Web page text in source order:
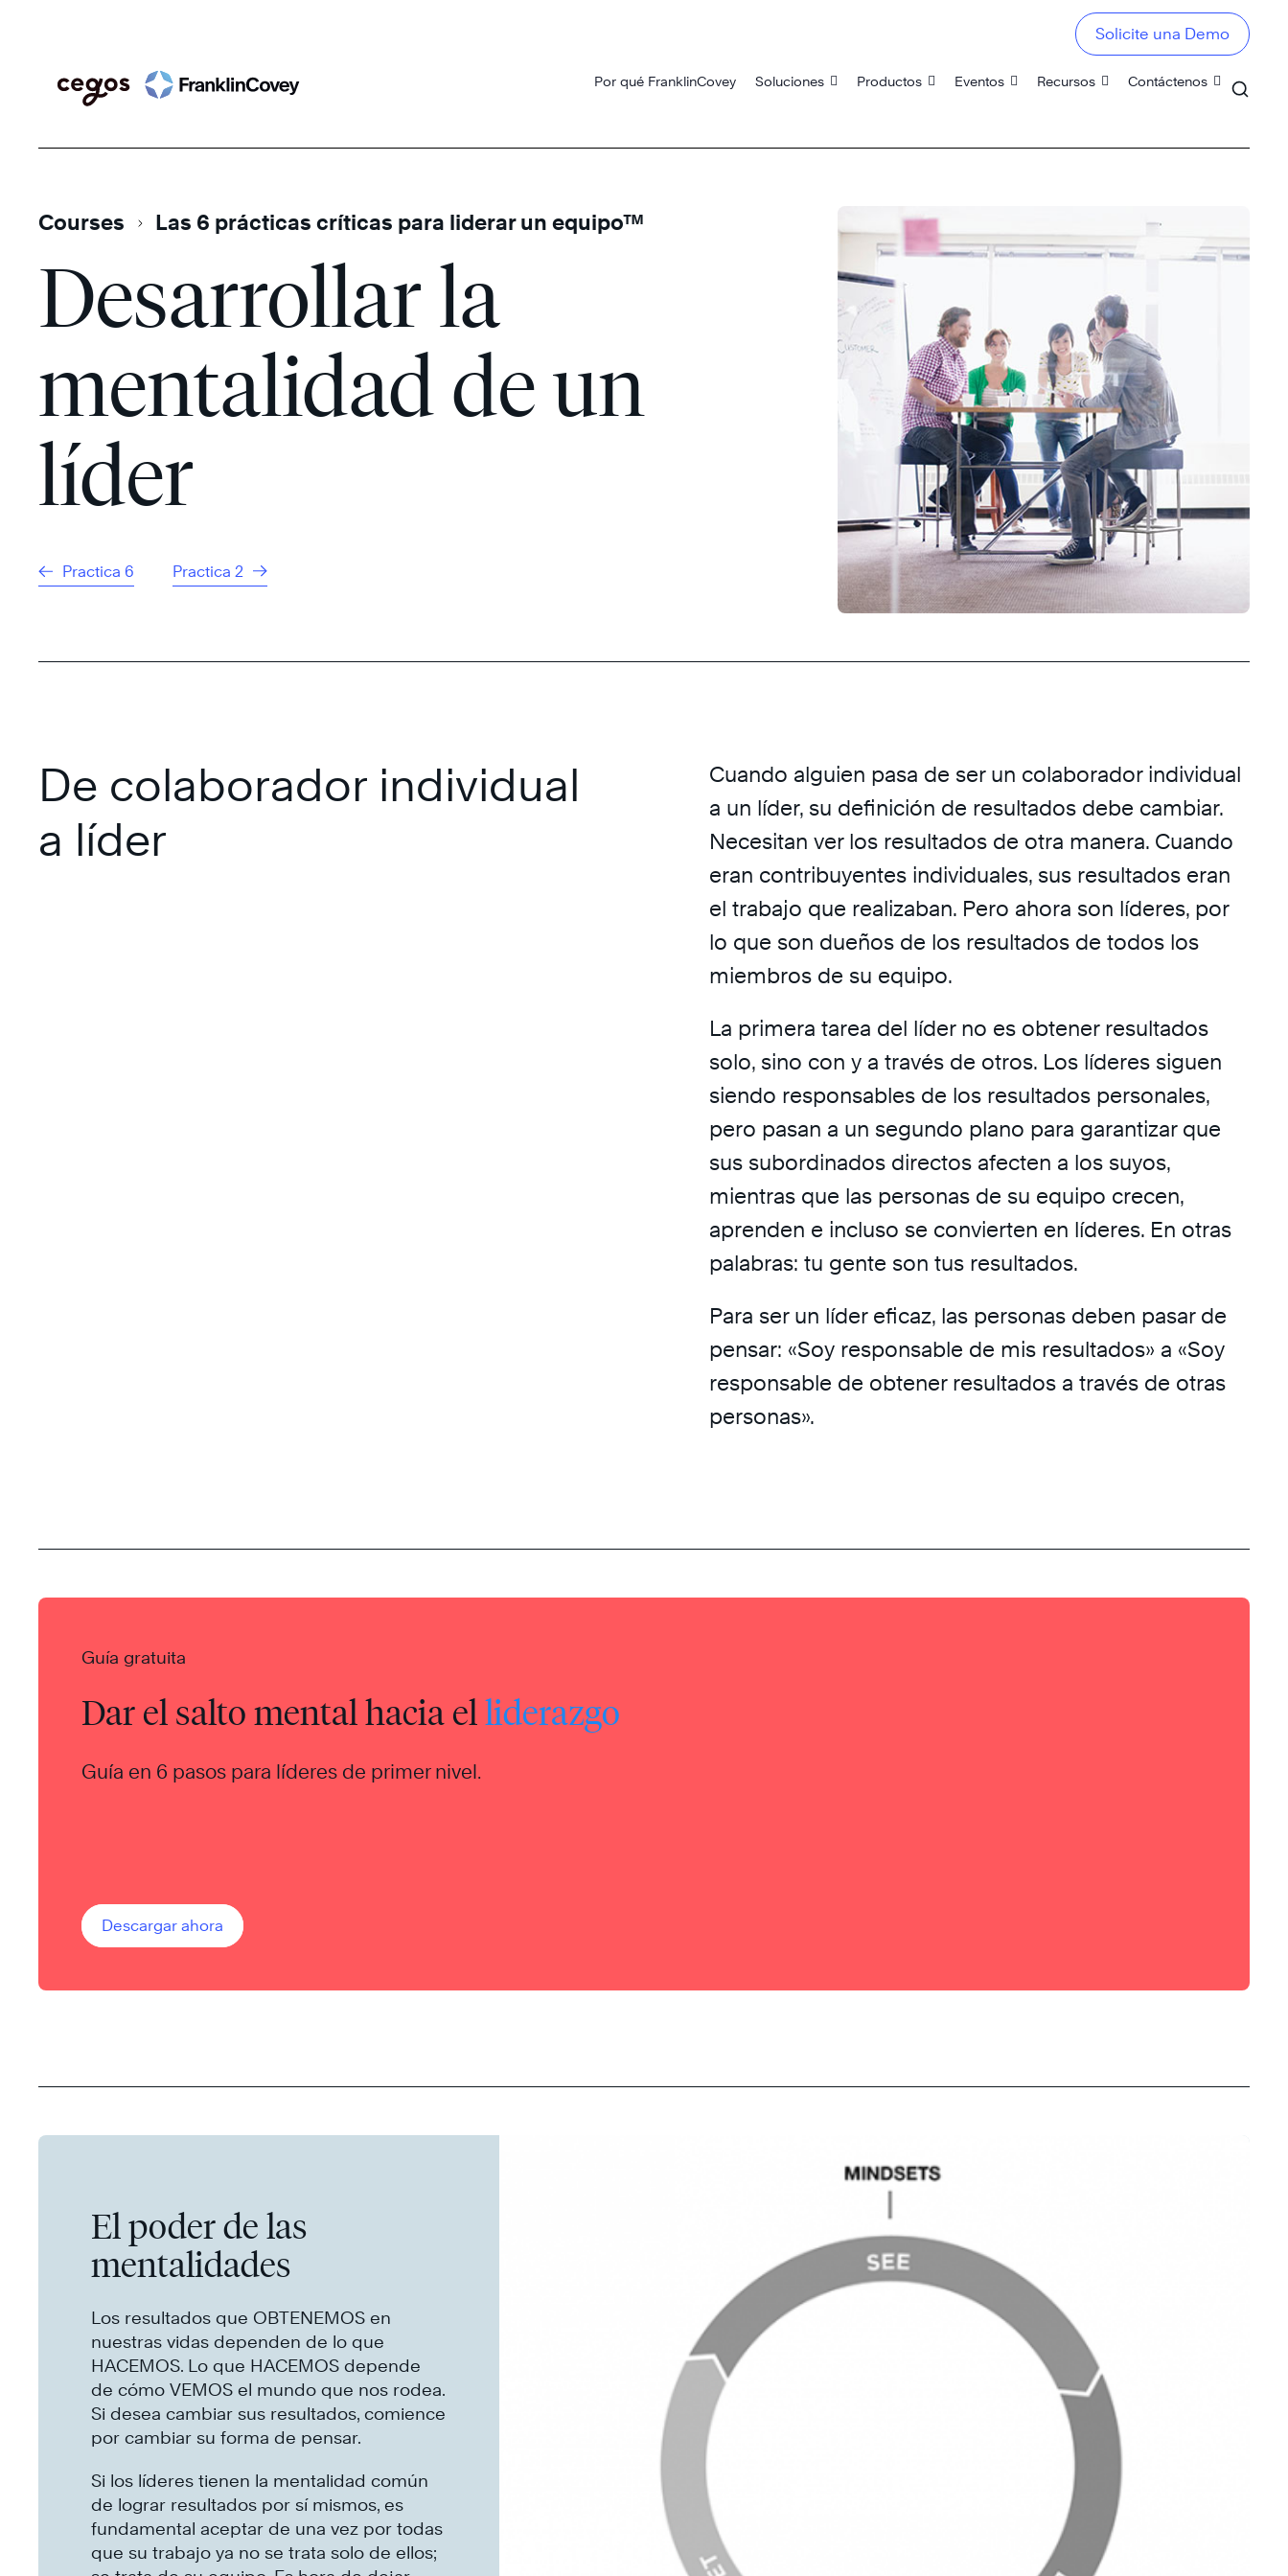
content
Por qué FranklinCovey Soluciones Productos Eventos Recursos Contáctenos
Solicite una Demo
Courses Las 6 prácticas críticas para liderar un equipo™
Desarrollar la
mentalidad de un
líder
Practica 6 Practica 2
De colaborador individual
a líder
Cuando alguien pasa de ser un colaborador individual
a un líder, su definición de resultados debe cambiar.
Necesitan ver los resultados de otra manera. Cuando
eran contribuyentes individuales, sus resultados eran
el trabajo que realizaban. Pero ahora son líderes, por
lo que son dueños de los resultados de todos los
miembros de su equipo.
La primera tarea del líder no es obtener resultados
solo, sino con y a través de otros. Los líderes siguen
siendo responsables de los resultados personales,
pero pasan a un segundo plano para garantizar que
sus subordinados directos afecten a los suyos,
mientras que las personas de su equipo crecen,
aprenden e incluso se convierten en líderes. En otras
palabras: tu gente son tus resultados.
Para ser un líder eficaz, las personas deben pasar de
pensar: «Soy responsable de mis resultados» a «Soy
responsable de obtener resultados a través de otras
personas».
Guía gratuita
Dar el salto mental hacia elliderazgo
Guía en 6 pasos para líderes de primer nivel.
Descargar ahora
El poder de las
mentalidades
Los resultados que OBTENEMOS en
nuestras vidas dependen de lo que
HACEMOS. Lo que HACEMOS depende
de cómo VEMOS el mundo que nos rodea.
Si desea cambiar sus resultados, comience
por cambiar su forma de pensar.
Si los líderes tienen la mentalidad común
de lograr resultados por sí mismos, es
fundamental aceptar de una vez por todas
que su trabajo ya no se trata solo de ellos;